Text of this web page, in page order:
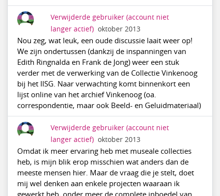
Verwijderde gebruiker (account niet
langer actief) oktober 2013
Nou zeg, wat leuk, een oude discussie laait weer op!
We zijn ondertussen (dankzij de inspanningen van
Edith Ringnalda en Frank de Jong) weer een stuk
verder met de verwerking van de Collectie Vinkenoog
bij het IISG. Naar verwachting komt binnenkort een
lijst online van het archief Vinkenoog (oa.
correspondentie, maar ook Beeld- en Geluidmateriaal)
Verwijderde gebruiker (account niet
langer actief) oktober 2013
Omdat ik meer ervaring heb met museale collecties
heb, is mijn blik erop misschien wat anders dan de
meeste mensen hier. Maar de vraag die je stelt, doet
mij wel denken aan enkele projecten waaraan ik